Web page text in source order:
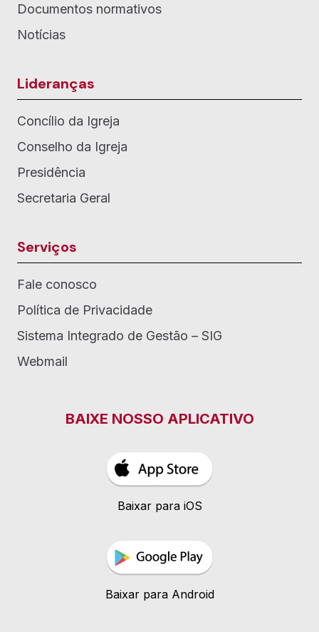
Documentos normativos
Notícias
Lideranças
Concílio da Igreja
Conselho da Igreja
Presidência
Secretaria Geral
Serviços
Fale conosco
Política de Privacidade
Sistema Integrado de Gestão – SIG
Webmail
BAIXE NOSSO APLICATIVO
Baixar para iOS
Baixar para Android